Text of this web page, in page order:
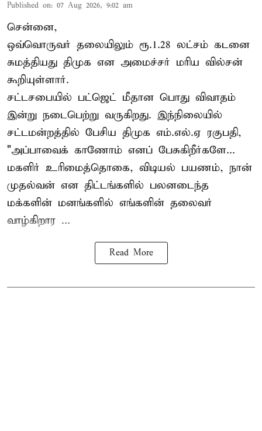
Published on: 07 Aug 2026, 9:02 am
சென்னை,
ஒவ்வொருவர் தலையிலும் ரூ.1.28 லட்சம் கடனை
சுமத்தியது திமுக என அமைச்சர் மரிய வில்சன்
கூறியுள்ளார்.
சட்டசபையில் பட்ஜெட் மீதான பொது விவாதம்
இன்று நடைபெற்று வருகிறது. இந்நிலையில்
சட்டமன்றத்தில் பேசிய திமுக எம்.எல்.ஏ ரகுபதி,
"அப்பாவைக் காணோம் எனப் பேசுகிறீர்களே...
மகளிர் உரிமைத்தொகை, விடியல் பயணம், நான்
முதல்வன் என திட்டங்களில் பலனடைந்த
மக்களின் மனங்களில் எங்களின் தலைவர்
வாழ்கிறார ...
Read More